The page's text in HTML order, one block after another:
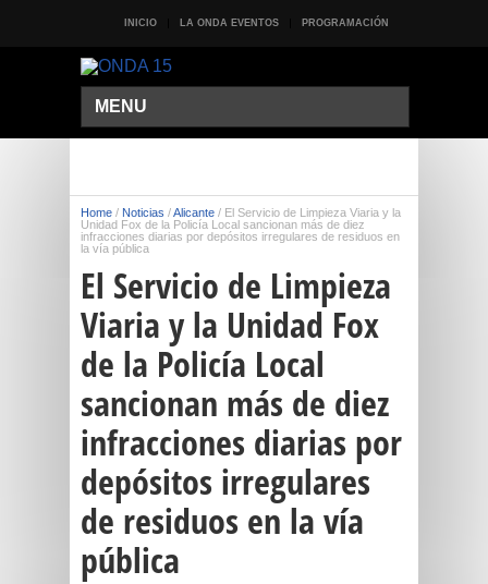
INICIO LA ONDA EVENTOS PROGRAMACIÓN
MENU
Home / Noticias /Alicante / El Servicio de Limpieza Viaria y la
Unidad Fox de la Policía Local sancionan más de diez
infracciones diarias por depósitos irregulares de residuos en
la vía pública
El Servicio de Limpieza
Viaria y la Unidad Fox
de la Policía Local
sancionan más de diez
infracciones diarias por
depósitos irregulares
de residuos en la vía
pública